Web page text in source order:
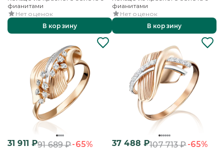
фианитами
Нет оценок
В корзину
фианитами
Нет оценок
В корзину
31 911 ₽91 689₽-65% 37 488 ₽107 713₽-65%